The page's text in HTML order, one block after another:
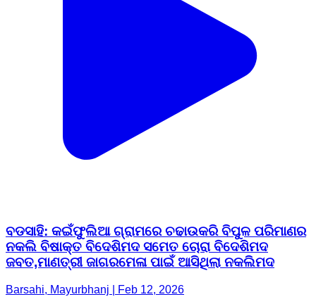
ବଡସାହି: କଇଁଫୁଲିଆ ଗ୍ରାମରେ ଚଢାଉକରି ବିପୁଳ ପରିମାଣର
ନକଲି ବିଷାକ୍ତ ବିଦେଶିମଦ ସମେତ ଚୋରା ବିଦେଶିମଦ
ଜବତ,ମାଣତ୍ରୀ ଜାଗରମେଳା ପାଇଁ ଆସିଥିଲା ନକଲିମଦ
Barsahi, Mayurbhanj | Feb 12, 2026